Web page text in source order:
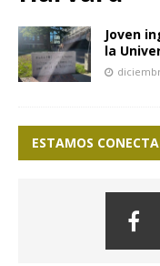
Joven
la
ESTAMOS